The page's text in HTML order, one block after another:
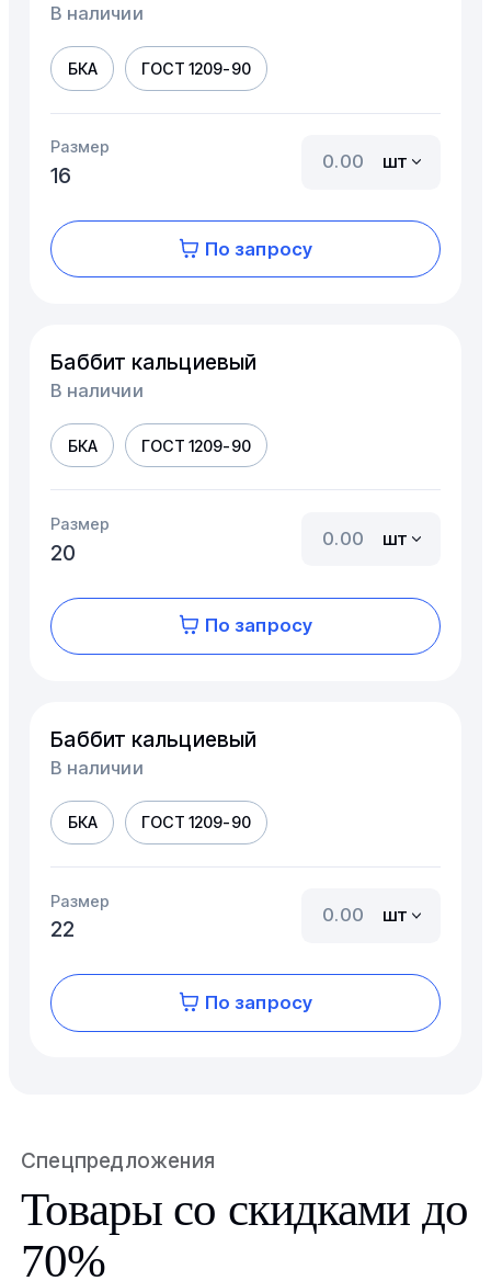
В наличии
БКА ГОСТ 1209-90
Размер
16
шт
По запросу
Баббит кальциевый
В наличии
БКА ГОСТ 1209-90
Размер
20
шт
По запросу
Баббит кальциевый
В наличии
БКА ГОСТ 1209-90
Размер
22
шт
По запросу
Спецпредложения
Товары со скидками до
70%